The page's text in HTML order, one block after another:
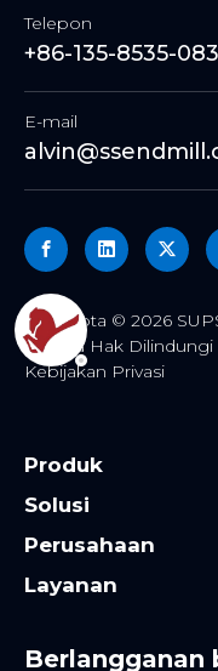
Telepon
+86-135-8535-
E-mail
Hak Cipta © 2026
Semua Hak
Kebijakan Privasi
Produk
Solusi
Perusahaan
Layanan
Berlangganan